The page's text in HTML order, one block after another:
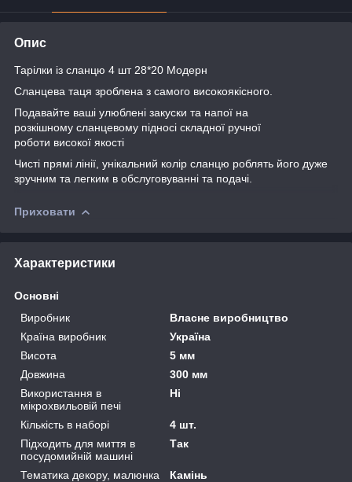
Опис
Тарілки із сланцю 4 шт 28*20 Модерн
Сланцева таця зроблена з самого високоякісного.
Подавайте ваші улюблені закуски та напої на
розкішному сланцевому підносі складної ручної
роботи високої якості
Чисті прямі лінії, унікальний колір сланцю роблять його дуже
зручним та легким в обслуговуванні та подачі.
Приховати
Характеристики
Основні
Виробник
Власне виробництво
Країна виробник
Україна
Висота
5 мм
Довжина
300 мм
Використання в
мікрохвильовій печі
Ні
Кількість в наборі
4 шт.
Підходить для миття в
посудомийній машині
Так
Тематика декору, малюнка
Камінь